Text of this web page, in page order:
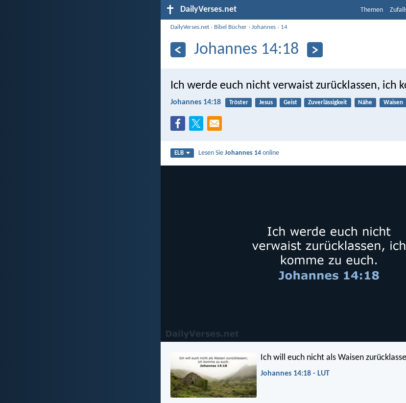
DailyVerses.net Themen
DailyVerses.net › Bibel Bücher ›Johannes › 14
Johannes 14:18
Ich werde euch nicht verwaist zurücklassen, ich
Johannes 14:18 Tröster Jesus Geist Zuverlässigkeit Nähe Waisen
ELB Lesen SieJohannes 14 online
Ich will euch nicht als Waisen
Johannes 14:18 - LUT